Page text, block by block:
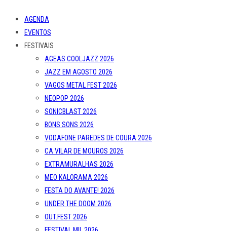
AGENDA
EVENTOS
FESTIVAIS
AGEAS COOLJAZZ 2026
JAZZ EM AGOSTO 2026
VAGOS METAL FEST 2026
NEOPOP 2026
SONICBLAST 2026
BONS SONS 2026
VODAFONE PAREDES DE COURA 2026
CA VILAR DE MOUROS 2026
EXTRAMURALHAS 2026
MEO KALORAMA 2026
FESTA DO AVANTE! 2026
UNDER THE DOOM 2026
OUT.FEST 2026